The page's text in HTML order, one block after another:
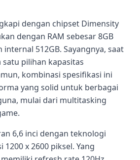
dengan chipset Dimensity
dengan RAM sebesar 8GB
512GB. Sayangnya, saat
pilihan kapasitas
kombinasi spesifikasi ini
yang solid untuk berbagai
mulai dari multitasking
6,6 inci dengan teknologi
1200 x 2600 piksel. Yang